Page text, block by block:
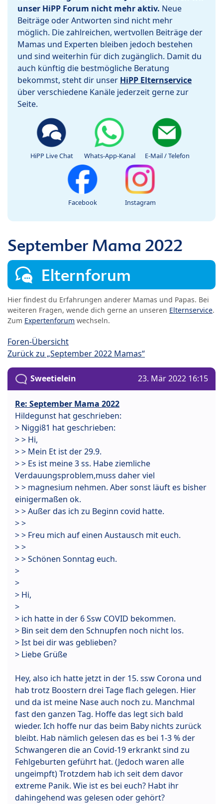
unser HiPP Forum nicht mehr aktiv. Neue
Beiträge oder Antworten sind nicht mehr
möglich. Die zahlreichen, wertvollen Beiträge der
Mamas und Experten bleiben jedoch bestehen
und sind weiterhin für dich zugänglich. Damit du
auch künftig die bestmögliche Beratung
bekommst, steht dir unser HiPP Elternservice
über verschiedene Kanäle jederzeit gerne zur
Seite.
HiPP Live Chat Whats-App-Kanal E-Mail / Telefon
Facebook Instagram
September Mama 2022
Elternforum
Hier findest du Erfahrungen anderer Mamas und Papas. Bei
weiteren Fragen, wende dich gerne an unseren Elternservice.
Zum Expertenforum wechseln.
Foren-Übersicht
Zurück zu „September 2022 Mamas“
Sweetielein 23. Mär 2022 16:15
Re: September Mama 2022
Hildegunst hat geschrieben:
> Niggi81 hat geschrieben:
> > Hi,
> > Mein Et ist der 29.9.
> > Es ist meine 3 ss. Habe ziemliche
Verdauungsproblem,muss daher viel
> > magnesium nehmen. Aber sonst läuft es bisher
einigermaßen ok.
> > Außer das ich zu Beginn covid hatte.
> >
> > Freu mich auf einen Austausch mit euch.
> >
> > Schönen Sonntag euch.
>
>
> Hi,
>
> ich hatte in der 6 Ssw COVID bekommen.
> Bin seit dem den Schnupfen noch nicht los.
> Ist bei dir was geblieben?
> Liebe Grüße
Hey, also ich hatte jetzt in der 15. ssw Corona und
hab trotz Boostern drei Tage flach gelegen. Hier
und da ist meine Nase auch noch zu. Manchmal
fast den ganzen Tag. Hoffe das legt sich bald
wieder. Ich hoffe nur das beim Baby nichts zurück
bleibt. Hab nämlich gelesen das es bei 1-3 % der
Schwangeren die an Covid-19 erkrankt sind zu
Fehlgeburten geführt hat. (Jedoch waren alle
ungeimpft) Trotzdem hab ich seit dem davor
extreme Panik. Wie ist es bei euch? Habt ihr
dahingehend was gelesen oder gehört?